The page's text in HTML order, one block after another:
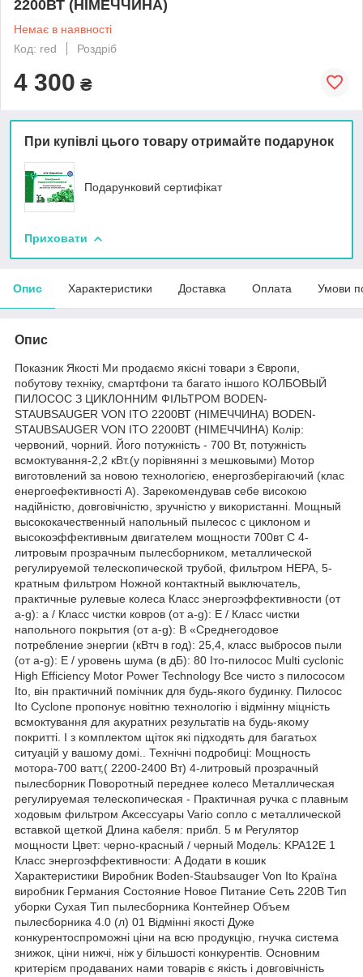
2200ВТ (НІМЕЧЧИНА)
Немає в наявності
Код: red
Роздріб
4 300 ₴
При купівлі цього товару отримайте подарунок
Подарунковий сертифікат
Приховати
Опис Характеристики Доставка Оплата Умови
Опис
Показник Якості Ми продаємо якісні товари з Європи,
побутову техніку, смартфони та багато іншого КОЛБОВЫЙ
ПИЛОСОС З ЦИКЛОННИМ ФІЛЬТРОМ BODEN-
STAUBSAUGER VON ITO 2200ВТ (НІМЕЧЧИНА) BODEN-
STAUBSAUGER VON ITO 2200ВТ (НІМЕЧЧИНА) Колір:
червоний, чорний. Його потужність - 700 Вт, потужність
всмоктування-2,2 кВт.(у порівнянні з мешковыми) Мотор
виготовлений за новою технологією, енергозберігаючий (клас
енергоефективності А). Зарекомендував себе високою
надійністю, довговічністю, зручністю у використанні. Мощный
высококачественный напольный пылесос с циклоном и
высокоэффективным двигателем мощности 700вт С 4-
литровым прозрачным пылесборником, металлической
регулируемой телескопической трубой, фильтром HEPA, 5-
кратным фильтром Ножной контактный выключатель,
практичные рулевые колеса Класс энергоэффективности (от
a-g): a / Класс чистки ковров (от a-g): E / Класс чистки
напольного покрытия (от a-g): B «Среднегодовое
потребление энергии (кВтч в год): 25,4, класс выбросов пыли
(от a-g): E / уровень шума (в дБ): 80 Іто-пилосос Multi cyclonic
High Efficiency Motor Power Technology Все чисто з пилососом
Ito, він практичний помічник для будь-якого будинку. Пилосос
Ito Cyclone пропонує новітню технологію і відмінну міцність
всмоктування для акуратних результатів на будь-якому
покритті. І з комплектом щіток які підходять для багатьох
ситуацій у вашому домі.. Технічні подробиці: Мощность
мотора-700 ватт,( 2200-2400 Вт) 4-литровый прозрачный
пылесборник Поворотный переднее колесо Металлическая
регулируемая телескопическая - Практичная ручка с плавным
ходовым фильтром Аксессуары Vario сопло с металлической
вставкой щеткой Длина кабеля: прибл. 5 м Регулятор
мощности Цвет: черно-красный / черный Модель: KPA12E 1
Класс энергоэффективности: A Додати в кошик
Характеристики Виробник Boden-Staubsauger Von Ito Країна
виробник Германия Состояние Новое Питание Сеть 220В Тип
уборки Сухая Тип пылесборника Контейнер Объем
пылесборника 4.0 (л) 01 Відмінні якості Дуже
конкурентоспроможні ціни на всю продукцію, гнучка система
знижок, ціни нижчі, ніж у більшості конкурентів. Основним
критерієм продаваних нами товарів є якість і довговічність